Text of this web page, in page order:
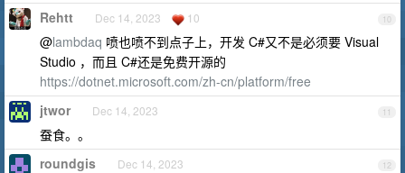
10
Rehtt Dec 14, 2023 10
@lambdaq 喷也喷不到点子上，开发 C#又不是必须要 Visual
Studio ，而且 C#还是免费开源的
https://dotnet.microsoft.com/zh-cn/platform/free
11
jtwor Dec 14, 2023
蚕食。。
12
roundgis Dec 14, 2023